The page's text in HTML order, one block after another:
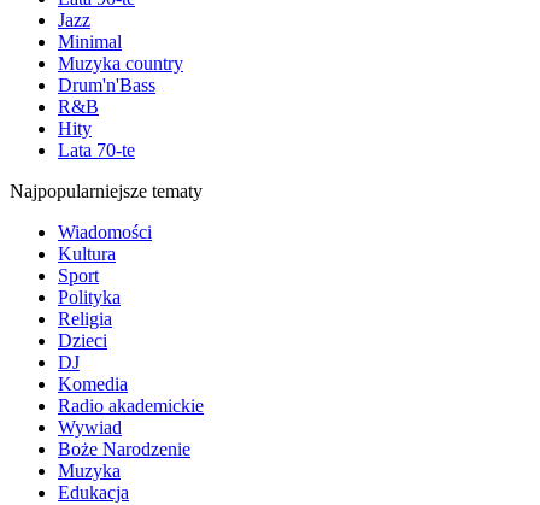
Jazz
Minimal
Muzyka country
Drum'n'Bass
R&B
Hity
Lata 70-te
Najpopularniejsze tematy
Wiadomości
Kultura
Sport
Polityka
Religia
Dzieci
DJ
Komedia
Radio akademickie
Wywiad
Boże Narodzenie
Muzyka
Edukacja